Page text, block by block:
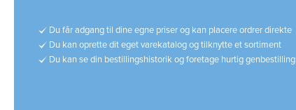
Du får adgang til dine egne priser og kan placere ordrer direkte
Du kan oprette dit eget varekatalog og tilknytte et sortiment
Du kan se din bestillingshistorik og foretage hurtig genbestilling